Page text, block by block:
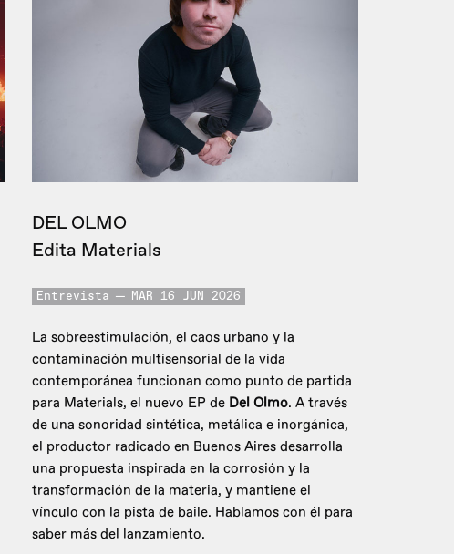
DEL OLMO
Edita Materials
Entrevista MAR 16 JUN 2026
La sobreestimulación, el caos urbano y la
contaminación multisensorial de la vida
contemporánea funcionan como punto de partida
para Materials, el nuevo EP de Del Olmo. A través
de una sonoridad sintética, metálica e inorgánica,
el productor radicado en Buenos Aires desarrolla
una propuesta inspirada en la corrosión y la
transformación de la materia, y mantiene el
vínculo con la pista de baile. Hablamos con él para
saber más del lanzamiento.